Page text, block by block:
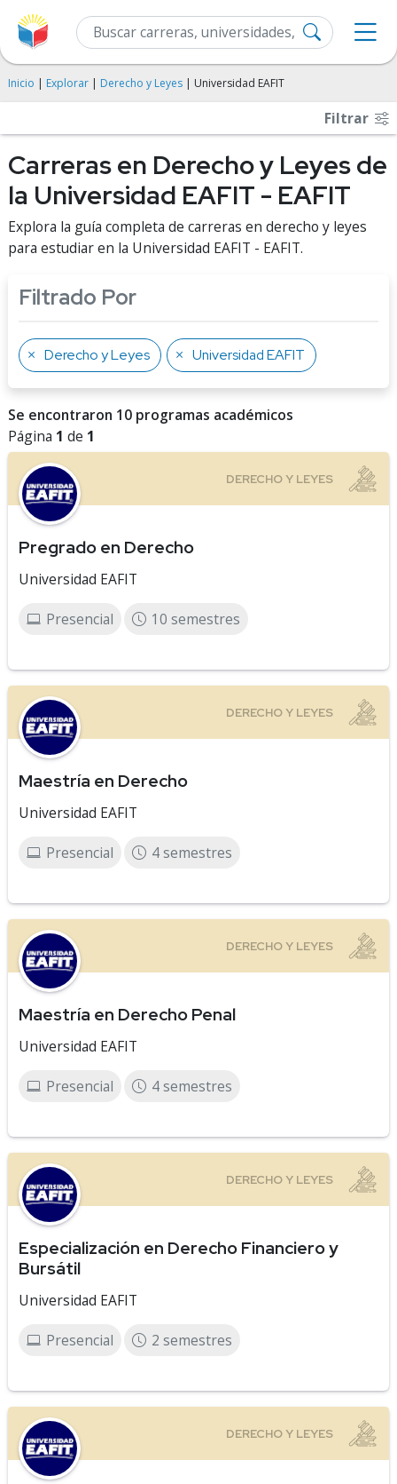
Inicio | Explorar | Derecho y Leyes | Universidad EAFIT
Filtrar
Carreras en Derecho y Leyes de
la Universidad EAFIT - EAFIT
Explora la guía completa de carreras en derecho y leyes
para estudiar en la Universidad EAFIT - EAFIT.
Filtrado Por
Derecho y Leyes Universidad EAFIT
Se encontraron 10 programas académicos
Página 1 de 1
Pregrado en Derecho
Universidad EAFIT
Presencial 10 semestres
Maestría en Derecho
Universidad EAFIT
Presencial 4 semestres
Maestría en Derecho Penal
Universidad EAFIT
Presencial 4 semestres
Especialización en Derecho Financiero y
Bursátil
Universidad EAFIT
Presencial 2 semestres